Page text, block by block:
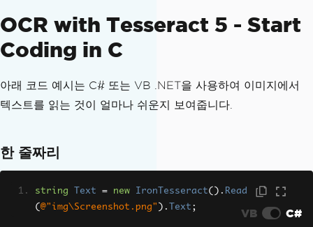
OCR with Tesseract 5 - Start
Coding in C
아래 코드 예시는 C# 또는 VB .NET을 사용하여 이미지에서
텍스트를 읽는 것이 얼마나 쉬운지 보여줍니다.
한 줄짜리
string Text = new IronTesseract(). Read
( @"img\Screenshot.png" ). Text ; VB C#